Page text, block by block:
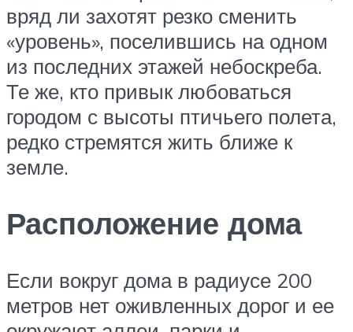
вряд ли захотят резко сменить
«уровень», поселившись на одном
из последних этажей небоскреба.
Те же, кто привык любоваться
городом с высоты птичьего полета,
редко стремятся жить ближе к
земле.
Расположение дома
Если вокруг дома в радиусе 200
метров нет оживленных дорог и ее